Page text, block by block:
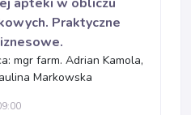
Praktyczne
mgr farm. Adrian Kamola,
Markowska